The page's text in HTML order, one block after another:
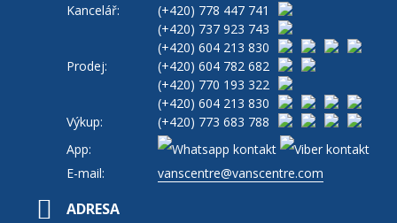
Kancelář: (+420) 778 447 741
(+420) 737 923 743
(+420) 604 213 830
Prodej:
(+420) 604 782 682
(+420) 770 193 322
(+420) 604 213 830
Výkup:
(+420) 773 683 788
App:
E-mail:
vanscentre@vanscentre.com
ADRESA